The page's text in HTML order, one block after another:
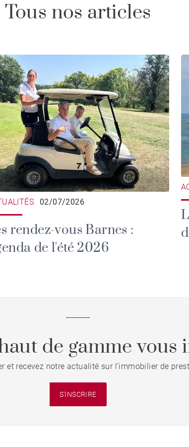
Tous nos articles
02/07/2026
rendez-vous Barnes :
de l'été 2026
de gamme vous
et recevez notre actualité sur l'immobilier de
S'INSCRIRE